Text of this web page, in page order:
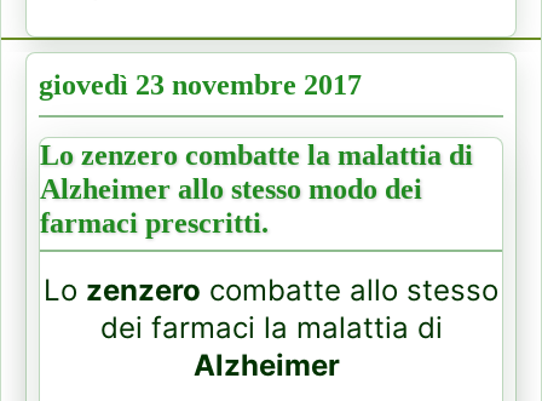
giovedì 23 novembre 2017
Lo zenzero combatte la malattia di
Alzheimer allo stesso modo dei
farmaci prescritti.
Lo zenzero combatte allo stesso
dei farmaci la malattia di
Alzheimer